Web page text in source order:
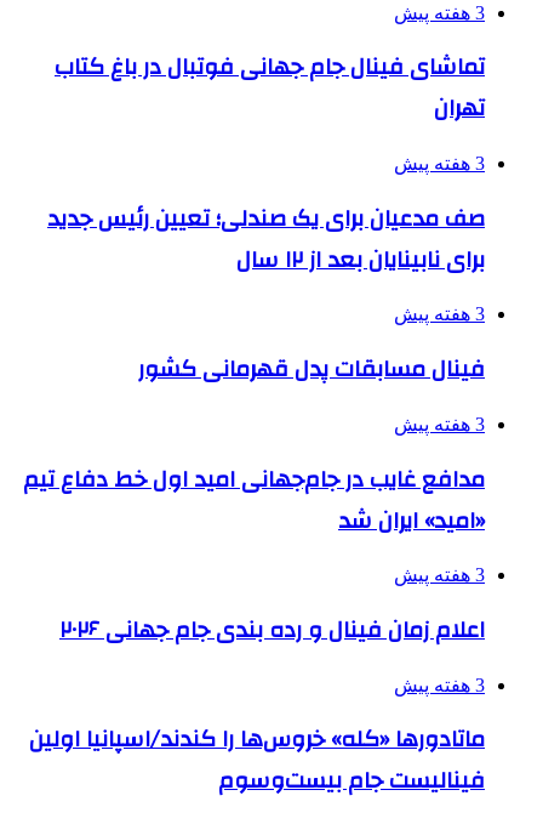
3 هفته پیش
تماشای فینال جام جهانی فوتبال در باغ کتاب
تهران
3 هفته پیش
صف مدعیان برای یک صندلی؛ تعیین رئیس جدید
برای نابینایان بعد از ۱۲ سال
3 هفته پیش
فینال مسابقات پدل قهرمانی کشور
3 هفته پیش
مدافع غایب در جام‌جهانی امید اول خط دفاع تیم
«امید» ایران شد
3 هفته پیش
اعلام زمان فینال و رده بندی جام جهانی ۲۰۲۶
3 هفته پیش
ماتادورها «کله» خروس‌ها را کندند/اسپانیا اولین
فینالیست جام بیست‌وسوم